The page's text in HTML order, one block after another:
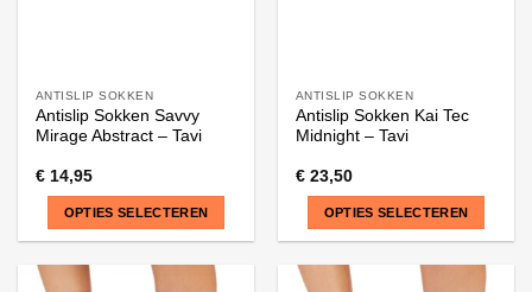
ANTISLIP SOKKEN
Antislip Sokken Savvy
Mirage Abstract – Tavi
€14,95
OPTIES SELECTEREN
product
ANTISLIP SOKKEN
Antislip Sokken Kai Tec
Midnight – Tavi
€23,50
OPTIES SELECTEREN
product